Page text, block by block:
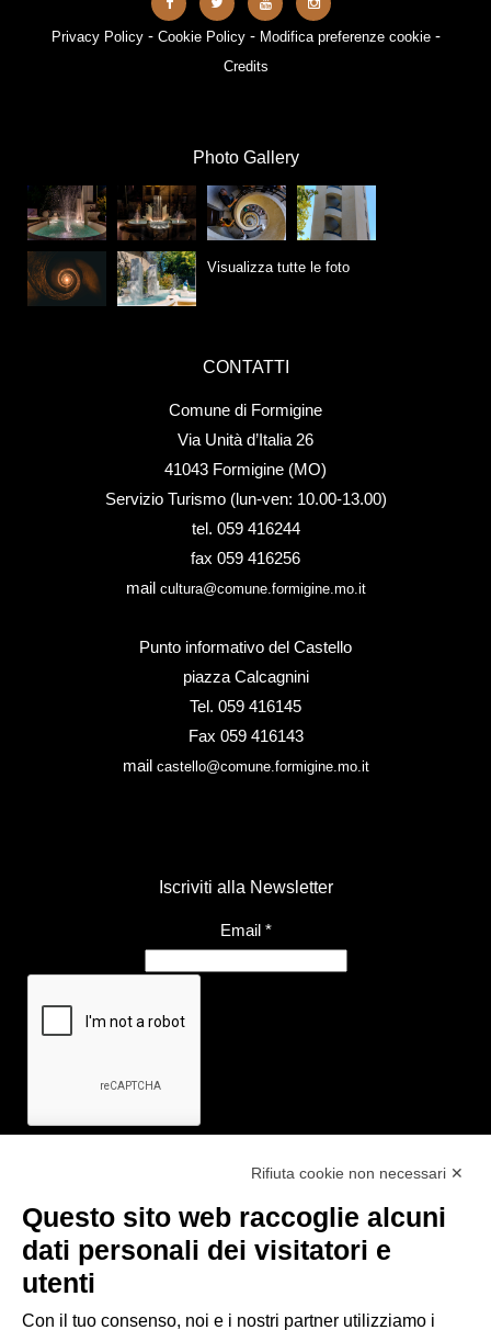
Privacy Policy- Cookie Policy- Modifica preferenze cookie-
Credits
Photo Gallery
Visualizza tutte le foto
CONTATTI
Comune di Formigine
Via Unità d’Italia 26
41043 Formigine (MO)
Servizio Turismo (lun-ven: 10.00-13.00)
tel. 059 416244
fax 059 416256
mail cultura@comune.formigine.mo.it
Punto informativo del Castello
piazza Calcagnini
Tel. 059 416145
Fax 059 416143
mail castello@comune.formigine.mo.it
Iscriviti alla Newsletter
Email *
Link utili
- Ufficio di informazione e accoglienza turistica di Maranello, Fiorano
- Comune di Formigine
Rifiuta cookie non necessari ✕
Questo sito web raccoglie alcuni
dati personali dei visitatori e
utenti
Con il tuo consenso, noi e i nostri partner utilizziamo i